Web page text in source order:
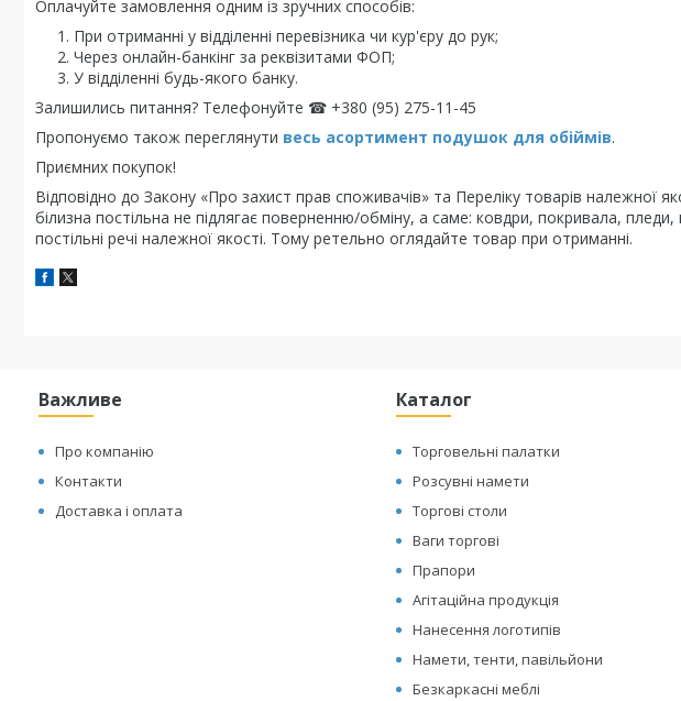
Оплачуйте замовлення одним із зручних способів:
При отриманні у відділенні перевізника чи кур'єру до рук;
Через онлайн-банкінг за реквізитами ФОП;
У відділенні будь-якого банку.
Залишились питання? Телефонуйте ☎ +380 (95) 275-11-45
Пропонуємо також переглянути весь асортимент подушок для обіймів.
Приємних покупок!
Відповідно до Закону «Про захист прав споживачів» та Переліку товарів належної
білизна постільна не підлягає поверненню/обміну, а саме: ковдри, покривала,
постільні речі належної якості. Тому ретельно оглядайте товар при отриманні.
Важливе
Про компанію
Контакти
Доставка і оплата
Каталог
Торговельні палатки
Розсувні намети
Торгові столи
Ваги торгові
Прапори
Агітаційна продукція
Нанесення логотипів
Намети, тенти, павільйони
Безкаркасні меблі